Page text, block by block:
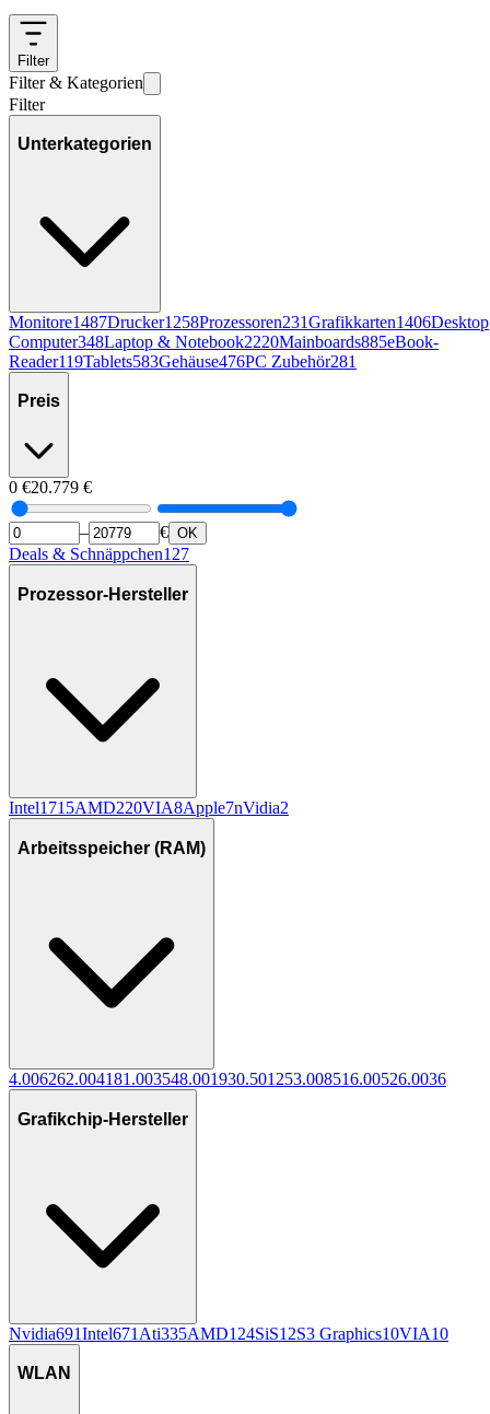
Filter
Filter & Kategorien
Filter
Unterkategorien
Monitore1487Drucker1258Prozessoren231Grafikkarten1406Desktop
Computer348Laptop & Notebook2220Mainboards885eBook-
Reader119Tablets583Gehäuse476PC Zubehör281
Preis
0 €20.779 €
– € OK
Deals & Schnäppchen127
Prozessor-Hersteller
Intel1715AMD220VIA8Apple7nVidia2
Arbeitsspeicher (RAM)
4.006262.004181.003548.001930.501253.008516.00526.0036
Grafikchip-Hersteller
Nvidia691Intel671 Ati335AMD124SiS12S3 Graphics10VIA10
WLAN